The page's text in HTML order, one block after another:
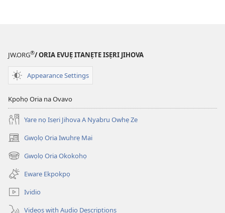
JW.ORG®/ ORIA EVUẸ ITANẸTE ISẸRI JIHOVA
Appearance Settings
Kpohọ Oria na Ovavo
Yare nọ Isẹri Jihova A Nyabru Owhẹ Ze
Gwọlọ Oria Iwuhrẹ Mai
(opens
new
window)
Gwọlọ Oria Okokohọ
(opens
new
window)
Eware Ekpokpọ
Ividio
Videos with Audio Descriptions